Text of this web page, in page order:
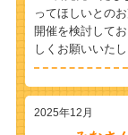
ってほしいとの
開催を検討して
しくお願いいたし
2025年12月